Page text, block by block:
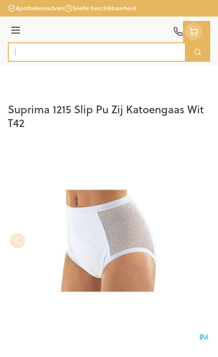
Ga naar de inhoud
Apothekersadvies Snelle beschikbaarheid
Menu
Product, merk, categorie... Zoek
Suprima 1215 Slip Pu Zij Katoengaas Wit
T42